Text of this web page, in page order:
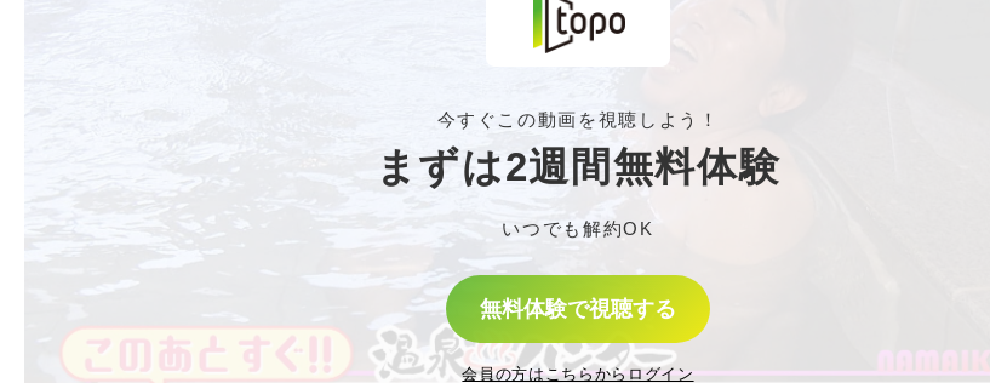
今すぐこの動画を視聴しよう！
まずは2週間無料体験
いつでも解約OK
無料体験で視聴する
会員の方はこちらからログイン